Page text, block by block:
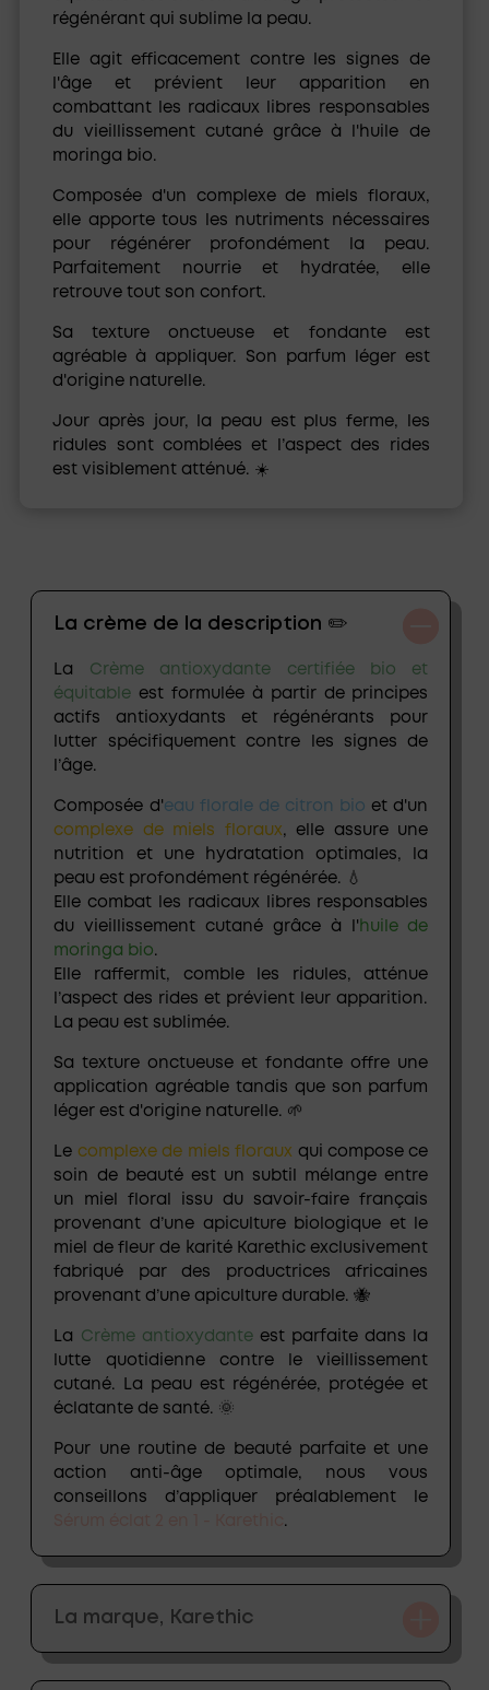
régénérant qui sublime la peau.
Elle agit efficacement contre les signes de
l'âge et prévient leur apparition en
combattant les radicaux libres responsables
du vieillissement cutané grâce à l' huile de
moringa bio.
Composée d'un complexe de miels floraux,
elle apporte tous les nutriments nécessaires
pour régénérer profondément la peau.
Parfaitement nourrie et hydratée, elle
retrouve tout son confort.
Sa texture onctueuse et fondante est
agréable à appliquer. Son parfum léger est
d'origine naturelle.
Jour après jour, la peau est plus ferme, les
ridules sont comblées et l’aspect des rides
est visiblement atténué. ☀️
La crème de la description ✏️
La Crème antioxydante certifiée bio et
équitable est formulée à partir de principes
actifs antioxydants et régénérants
pour
lutter spécifiquement contre les signes de
l’âge.
Composée d'eau florale de citron bio et d'un
complexe de miels floraux, elle assure une
nutrition et une hydratation optimales, la
peau est profondément régénérée. 💧
Elle combat les radicaux libres responsables
du vieillissement cutané grâce à l' huile de
moringa bio.
Elle raffermit, comble les ridules, atténue
l’aspect des rides et prévient leur apparition.
La peau est sublimée.
Sa texture onctueuse et fondante offre une
application agréable tandis que son parfum
léger est d'origine naturelle. 🌱
Le complexe de miels floraux qui compose ce
soin de beauté est un subtil mélange entre
un miel floral issu du savoir-faire français
provenant d’une apiculture biologique et le
miel de fleur de karité Karethic exclusivement
fabriqué par des productrices africaines
provenant d’une apiculture durable. 🐝
La Crème antioxydante est parfaite dans la
lutte quotidienne contre le vieillissement
cutané. La peau est régénérée, protégée et
éclatante de santé. 🌞
Pour une routine de beauté parfaite et une
action anti-âge optimale, nous vous
conseillons d’appliquer préalablement le
.
La marque, Karethic